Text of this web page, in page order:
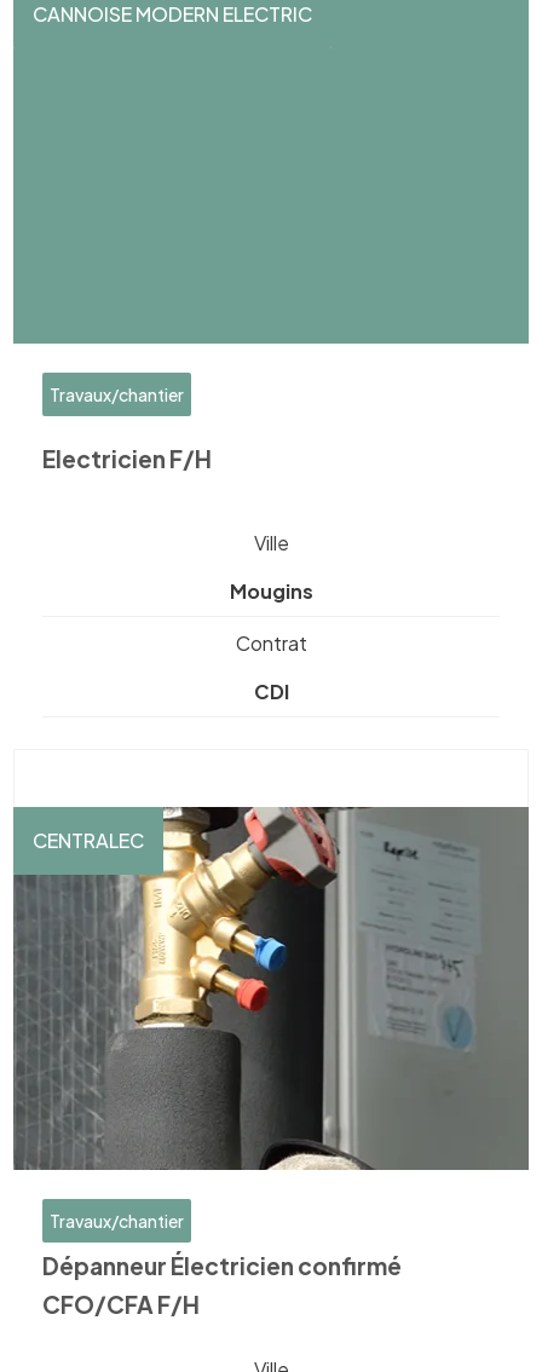
CANNOISE MODERN ELECTRIC
Travaux/chantier
Electricien F/H
Ville
Mougins
Contrat
CDI
CENTRALEC
Travaux/chantier
Dépanneur Électricien confirmé
CFO/CFA F/H